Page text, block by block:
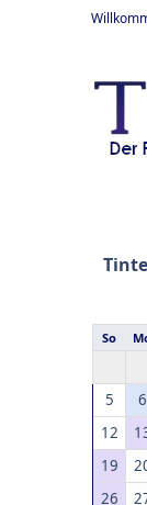
So
5
6
12
19
26